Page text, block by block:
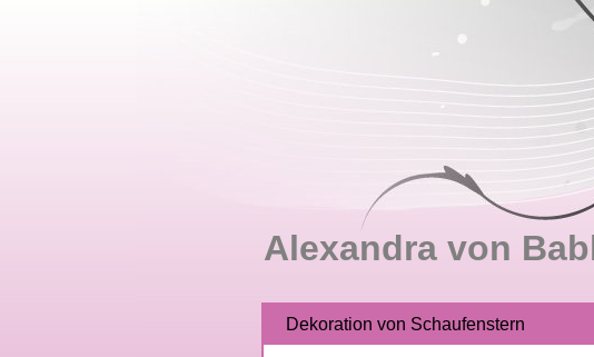
Alexandra von
Dekoration von Schaufenstern